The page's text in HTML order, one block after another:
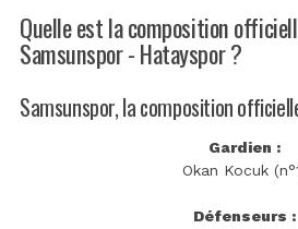
Quelle est la composition
Samsunspor - Hatayspor ?
Samsunspor, la composition
Gardien :
Okan Kocuk
Défenseurs :